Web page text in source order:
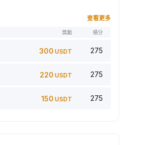
查看更多
獎勵 積分
300 USDT 275
220 USDT 275
150 USDT 275